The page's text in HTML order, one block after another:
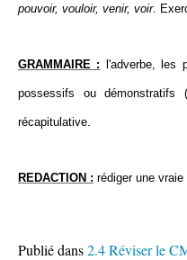
pouvoir, vouloir, venir, voir.
GRAMMAIRE : l'adverbe, les
possessifs ou démonstratifs
récapitulative.
REDACTION : rédiger une
Publié dans2.4 Réviser le